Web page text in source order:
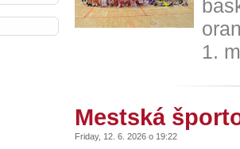
1.
Mestská
Friday, 12. 6. 2026 o 19:22